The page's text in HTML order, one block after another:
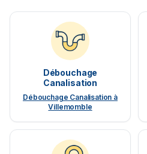
Débouchage
Canalisation
Débouchage Canalisation à
Villemomble